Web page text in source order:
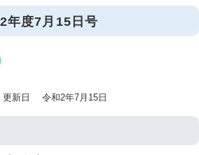
年度7月15日号
新日 令和2年7月15日